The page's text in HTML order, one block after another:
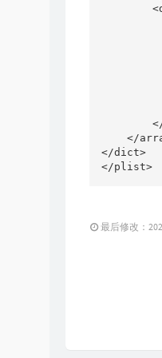
</
</dict>
</plist>
最后修改：